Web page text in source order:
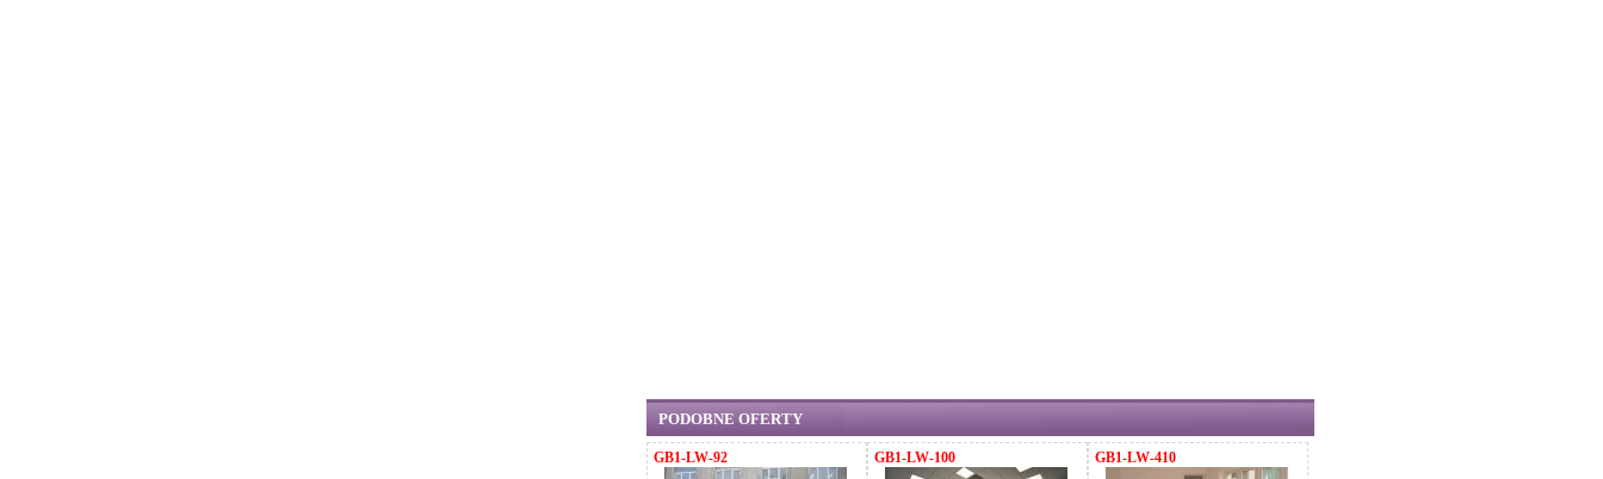
PODOBNE OFERTY
GB1-LW-92 GB1-LW-100 GB1-LW-410